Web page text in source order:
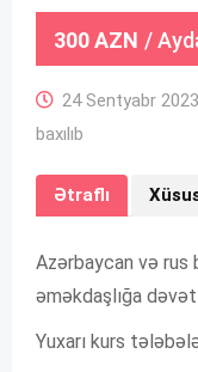
300AZN /
24 Sentyabr
baxılıb
Ətraflı
Azərbaycan və rus
əməkdaşlığa dəvət
Yuxarı kurs